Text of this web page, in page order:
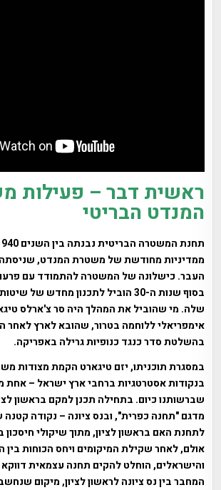
ראשית דבר – פעילות
המנדט הבריטי
ממדיניות מחודשת של משטרת המנדט, שניסתה
העבר. כישלונה של המשטרה להתמודד עם
בסוף שנות ה-30 הוביל לתכנון מחדש של
שלה. מי שהוביל את המהלך היה סר צ'ארלס
אימפריאלי ללוחמה בטרור, שהובא לארץ לאחר
בהשלטת סדר כנגד כנופיות גרילה באפריקה.
במסגרת תוכניתו, יזם טיגארט הקמת מצודות
בנקודות אסטרטגיות ברחבי ארץ ישראל – אחת
שברשותנו כיום. בתחילה תכנן למקם בראשון
מדגם "תחנה כפרית", ובנס ציונה – נקודה
לתחנת האם בראשון לציון, מתוך שיקולי חיסכון
אולם, לאחר שקילת המיקומים ויחס הכוחות בין
והישראלים, הוחלט להקים תחנה עצמאית
המחבר בין נס ציונה לראשון לציון, מיקום